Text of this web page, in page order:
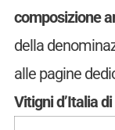
composizione
della
alle pagine
Vitigni d’Italia di